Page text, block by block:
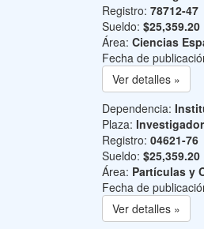
Registro: 78712-47
Sueldo: $25,359.20
Área: Ciencias
Fecha de
Ver detalles »
Dependencia:
Plaza:
Registro: 04621-76
Sueldo: $25,359.20
Área: Partículas y
Fecha de
Ver detalles »